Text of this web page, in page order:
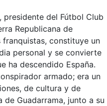
, presidente del Fútbol Club
Republicana de
franquistas, constituye un
personal y se convierte
ha descendido España.
armado; era un
de cultura y de
Guadarrama, junto a su